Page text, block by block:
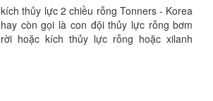
kích thủy lực 2 chiều rỗng Tonners - Korea
hay còn gọi là con đội thủy lực rỗng bơm
rời hoặc kích thủy lực rỗng hoặc xilanh